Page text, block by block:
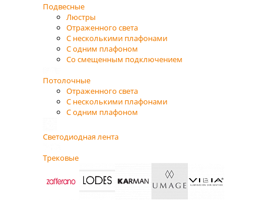
Подвесные
Люстры
Отраженного света
С несколькими плафонами
С одним плафоном
Со смещенным подключением
Потолочные
Отраженного света
С несколькими плафонами
С одним плафоном
Светодиодная лента
Трековые